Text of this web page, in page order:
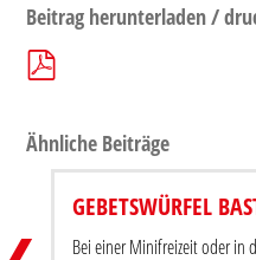
Beitrag herunterladen /
Ähnliche Beiträge
GOTT, WEIHRAUCH,
GEBETSWÜRFEL
Bei einer Minifreizeit oder in